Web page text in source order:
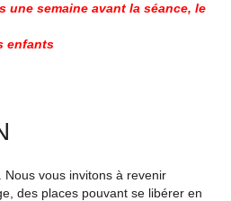
une semaine avant la séance, le
enfants
vous invitons à revenir
des places pouvant se libérer en